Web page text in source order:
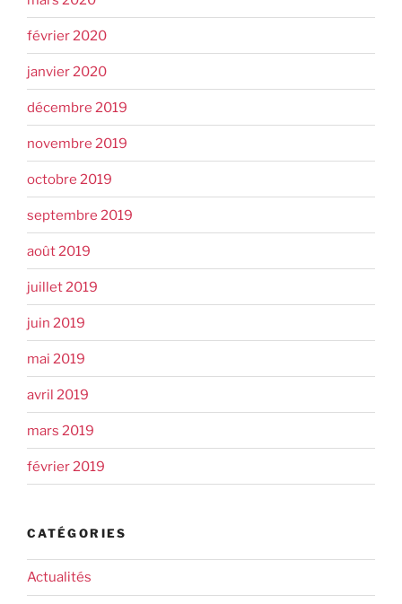
février 2020
janvier 2020
décembre 2019
novembre 2019
octobre 2019
septembre 2019
août 2019
juillet 2019
juin 2019
mai 2019
avril 2019
mars 2019
février 2019
CATÉGORIES
Actualités